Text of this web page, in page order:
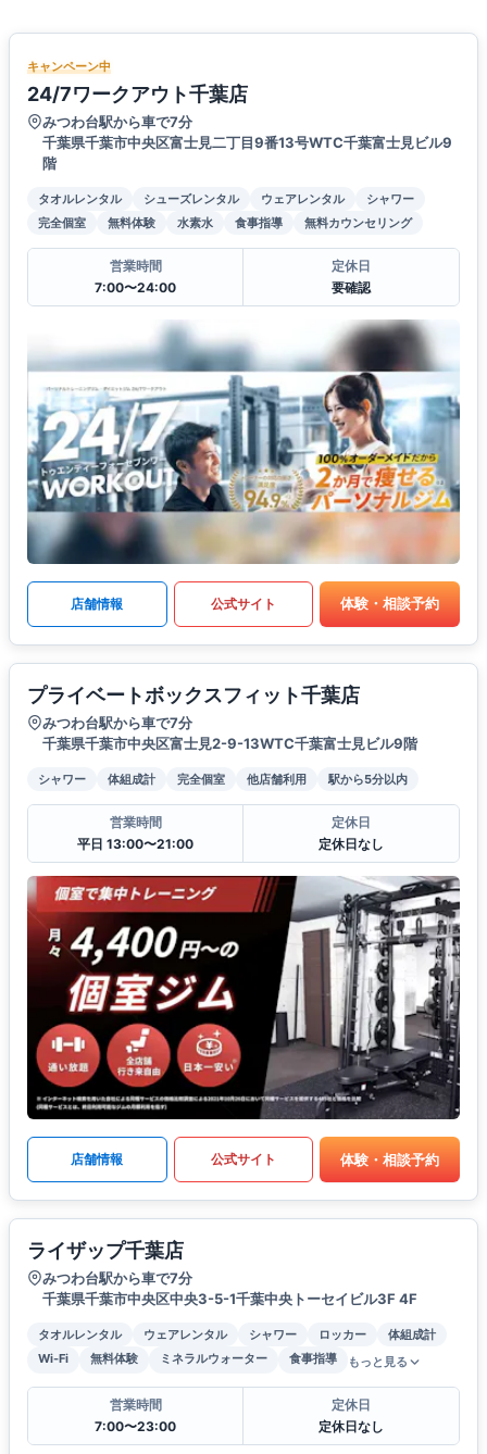
キャンペーン中
24/7ワークアウト千葉店
みつわ台駅から車で7分
千葉県千葉市中央区富士見二丁目9番13号WTC千葉富士見ビル9
階
タオルレンタル シューズレンタル ウェアレンタル
シャワー
完全個室
無料体験 水素水 食事指導 無料カウンセリング
営業時間
7:00〜24:00
定休日
要確認
店舗情報 公式サイト 体験・相談予約
プライベートボックスフィット千葉店
みつわ台駅から車で7分
千葉県千葉市中央区富士見2-9-13WTC千葉富士見ビル9階
シャワー 体組成計 完全個室 他店舗利用 駅から5分以内
営業時間
平日 13:00〜21:00
定休日
定休日なし
店舗情報 公式サイト 体験・相談予約
ライザップ千葉店
みつわ台駅から車で7分
千葉県千葉市中央区中央3-5-1千葉中央トーセイビル3F 4F
タオルレンタル ウェアレンタル シャワー ロッカー
体組成計
Wi-Fi
無料体験 ミネラルウォーター 食事指導 もっと見る
営業時間
7:00〜23:00
定休日
定休日なし